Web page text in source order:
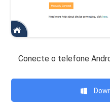
Conecte o telefone